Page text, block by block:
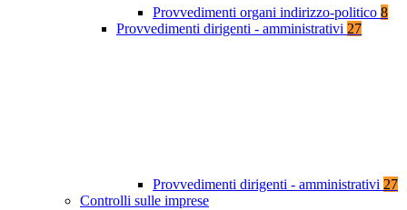
Provvedimenti organi indirizzo-politico 8
Provvedimenti dirigenti - amministrativi 27
Provvedimenti dirigenti - amministrativi 27
Controlli sulle imprese